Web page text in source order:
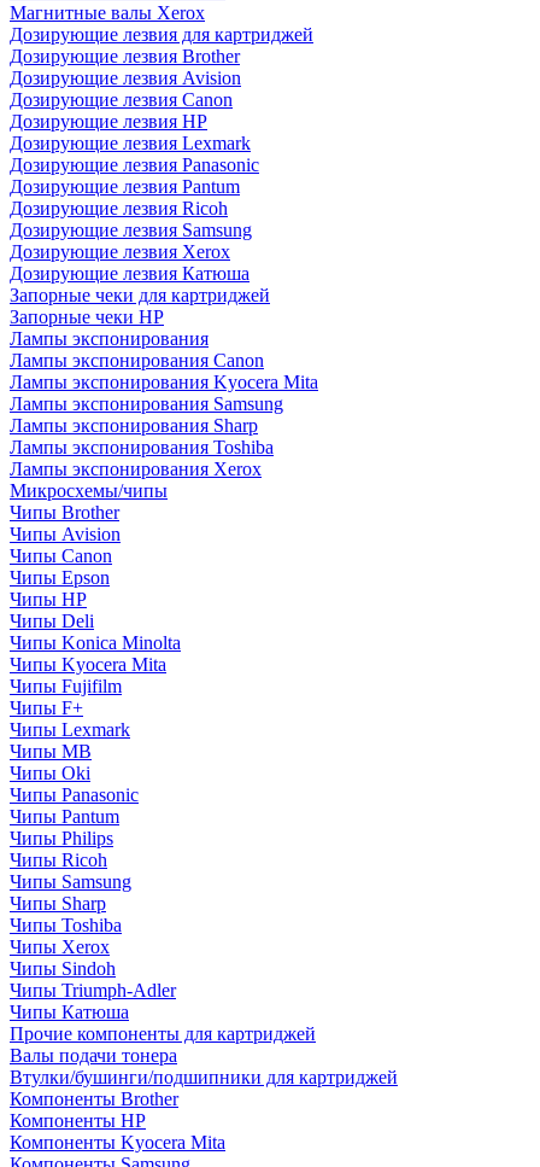
Магнитные валы Xerox
Дозирующие лезвия для картриджей
Дозирующие лезвия Brother
Дозирующие лезвия Avision
Дозирующие лезвия Canon
Дозирующие лезвия HP
Дозирующие лезвия Lexmark
Дозирующие лезвия Panasonic
Дозирующие лезвия Pantum
Дозирующие лезвия Ricoh
Дозирующие лезвия Samsung
Дозирующие лезвия Xerox
Дозирующие лезвия Катюша
Запорные чеки для картриджей
Запорные чеки HP
Лампы экспонирования
Лампы экспонирования Canon
Лампы экспонирования Kyocera Mita
Лампы экспонирования Samsung
Лампы экспонирования Sharp
Лампы экспонирования Toshiba
Лампы экспонирования Xerox
Микросхемы/чипы
Чипы Brother
Чипы Avision
Чипы Canon
Чипы Epson
Чипы HP
Чипы Deli
Чипы Konica Minolta
Чипы Kyocera Mita
Чипы Fujifilm
Чипы F+
Чипы Lexmark
Чипы MB
Чипы Oki
Чипы Panasonic
Чипы Pantum
Чипы Philips
Чипы Ricoh
Чипы Samsung
Чипы Sharp
Чипы Toshiba
Чипы Xerox
Чипы Sindoh
Чипы Triumph-Adler
Чипы Катюша
Прочие компоненты для картриджей
Валы подачи тонера
Втулки/бушинги/подшипники для картриджей
Компоненты Brother
Компоненты HP
Компоненты Kyocera Mita